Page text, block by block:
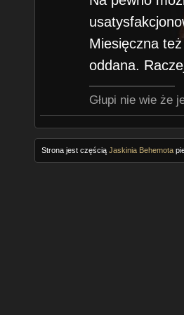
Miesięczna
oddana.
Głupi nie wie że
Strona jest częścią Jaskinia Behemota